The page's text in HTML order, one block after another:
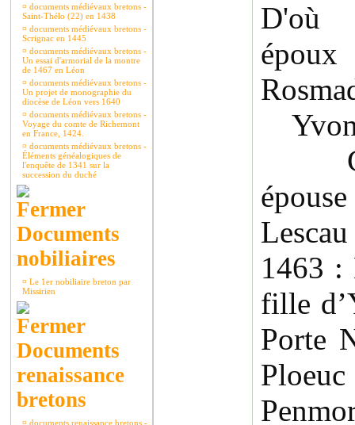
¤ documents médiévaux bretons -
Saint-Thélo (22) en 1438
¤ documents médiévaux bretons -
Scrignac en 1445
¤ documents médiévaux bretons -
Un essai d'armorial de la montre
de 1467 en Léon
¤ documents médiévaux bretons -
Un projet de monographie du
diocèse de Léon vers 1640
¤ documents médiévaux bretons -
Voyage du comte de Richemont
en France, 1424.
¤ documents médiévaux bretons -
Éléments généalogiques de
l'enquête de 1341 sur la
succession du duché
Documents
nobiliaires
¤ Le 1er nobiliaire breton par
Missirien
Documents
renaissance
bretons
¤ documents renaissance bretons -
D'où
Lescau
1463 :
fille
Porte